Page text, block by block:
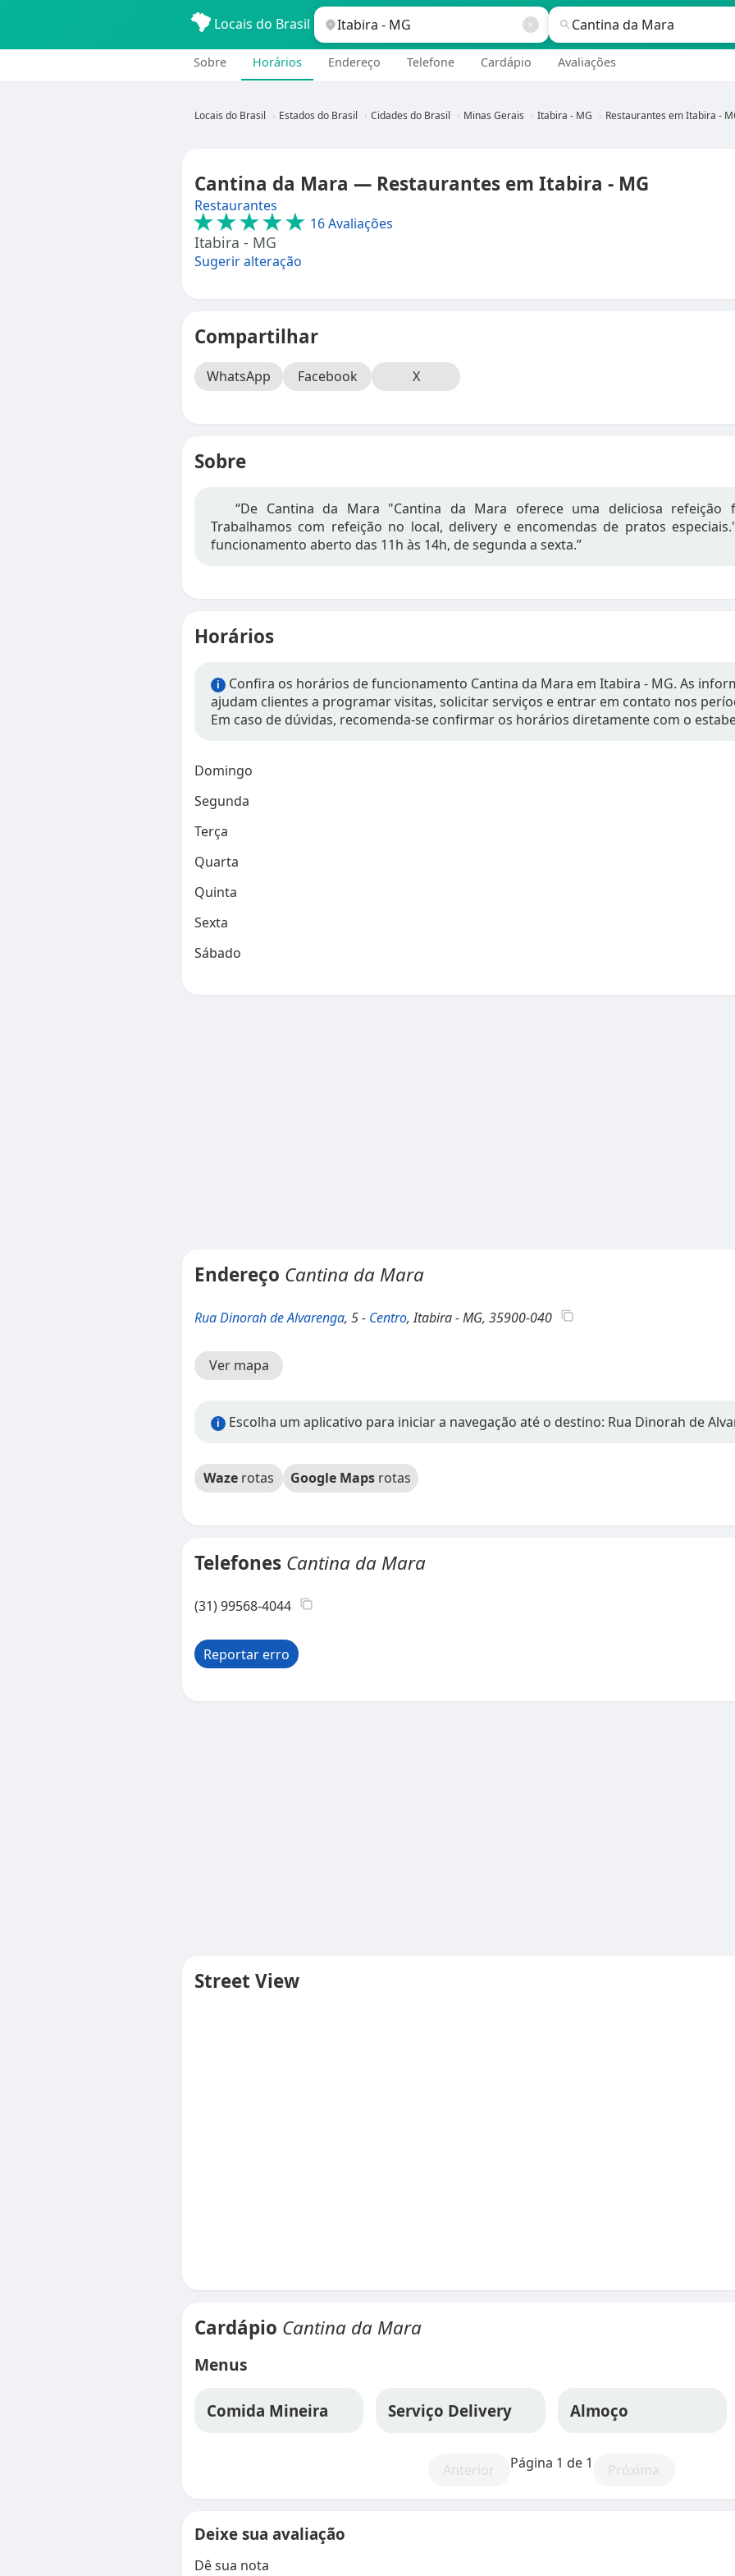
Locais do Brasil
Sobre Horários Endereço Telefone Cardápio Avaliações
Locais do Brasil Estados do Brasil Cidades do Brasil Minas Gerais Itabira - MG Restaurantes em Itabira -
Cantina da Mara — Restaurantes em Itabira - MG
Restaurantes
★★★★★ 16 Avaliações
Itabira - MG
Sugerir alteração
Compartilhar
WhatsApp Facebook X
Sobre
“De Cantina da Mara "Cantina da Mara oferece uma deliciosa
Trabalhamos com refeição no local, delivery e encomendas de pratos
funcionamento aberto das 11h às 14h, de segunda a sexta.”
Horários
i
Confira os horários de funcionamento Cantina da Mara em Itabira - MG. As
ajudam clientes a programar visitas, solicitar serviços e entrar em contato nos
Em caso de dúvidas, recomenda-se confirmar os horários diretamente com o
Domingo
Segunda
Terça
Quarta
Quinta
Sexta
Sábado
Endereço Cantina da Mara
Rua Dinorah de Alvarenga, 5 - Centro, Itabira - MG, 35900-040
Ver mapa
i Escolha um aplicativo para iniciar a navegação até o destino: Rua Dinorah de
Waze rotas Google Maps rotas
Telefones Cantina da Mara
(31) 99568-4044
Reportar erro
Street View
Cardápio Cantina da Mara
Menus
Comida Mineira Serviço Delivery Almoço
Anterior Página 1 de 1 Próxima
Deixe sua avaliação
Dê sua nota